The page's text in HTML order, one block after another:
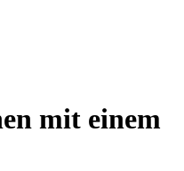
mit einem